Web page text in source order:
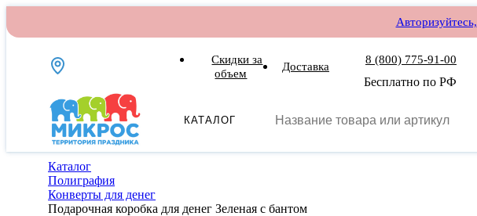
Авторизуйтесь,
Скидки за
объем
Доставка
8 (800) 775-91-00
Бесплатно по РФ
КАТАЛОГ
Каталог
Полиграфия
Конверты для денег
Подарочная коробка для денег Зеленая с бантом